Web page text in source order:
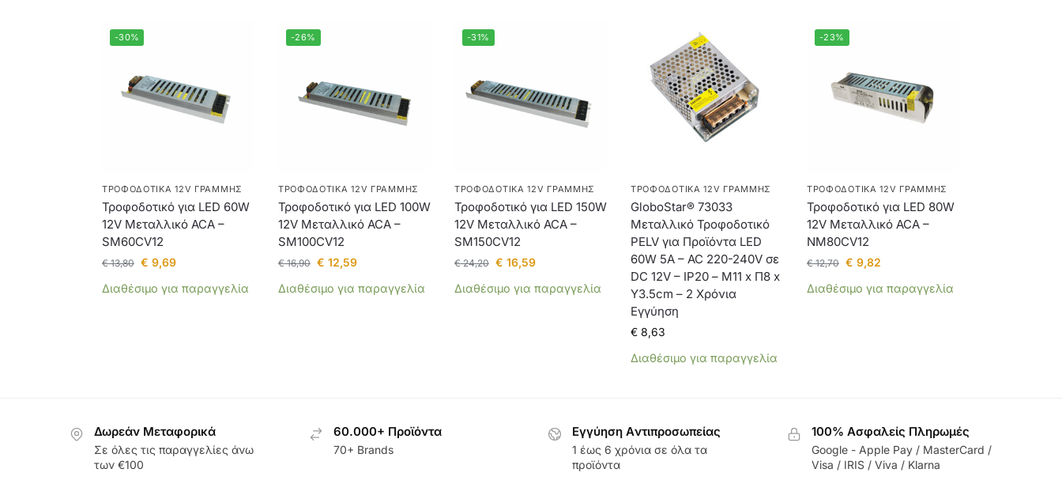
-30%
ΤΡΟΦΟΔΟΤΙΚΆ 12V ΓΡΑΜΜΉΣ
Τροφοδοτικό για LED 60W
12V Μεταλλικό ACA –
SM60CV12
€13,80 € 9,69
Διαθέσιμο για παραγγελία
-26%
ΤΡΟΦΟΔΟΤΙΚΆ 12V ΓΡΑΜΜΉΣ
Τροφοδοτικό για LED 100W
12V Μεταλλικό ACA –
SM100CV12
€16,90 € 12,59
Διαθέσιμο για παραγγελία
-31%
ΤΡΟΦΟΔΟΤΙΚΆ 12V ΓΡΑΜΜΉΣ
Τροφοδοτικό για LED 150W
12V Μεταλλικό ACA –
SM150CV12
€24,20 € 16,59
Διαθέσιμο για παραγγελία
ΤΡΟΦΟΔΟΤΙΚΆ 12V ΓΡΑΜΜΉΣ
GloboStar® 73033
Μεταλλικό Τροφοδοτικό
PELV για Προϊόντα LED
60W 5A – AC 220-240V σε
DC 12V – IP20 – Μ11 x Π8 x
Υ3.5cm – 2 Χρόνια
Εγγύηση
€8,63
Διαθέσιμο για παραγγελία
-23%
ΤΡΟΦΟΔΟΤΙΚΆ 12V ΓΡΑΜΜΉΣ
Τροφοδοτικό για LED 80W
12V Μεταλλικό ACA –
NM80CV12
€12,70 € 9,82
Διαθέσιμο για παραγγελία
Δωρεάν Μεταφορικά
Σε όλες τις παραγγελίες άνω
των €100
60.000+ Προϊόντα
70+ Brands
Εγγύηση Aντιπροσωπείας
1 έως 6 χρόνια σε όλα τα
προϊόντα
100% Ασφαλείς Πληρωμές
Google - Apple Pay / MasterCard /
Visa / IRIS / Viva / Klarna